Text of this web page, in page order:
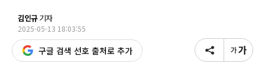
김인규기자
2025-05-13 18:03:55
구글 검색 선호 출처로 추가